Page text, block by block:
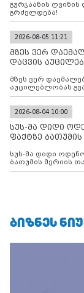
გურჯაანის
გრძელდება!
2026-08-05 11:21
მზეს ვერ
დაცვის
მზეს ვერ
აუცილებლობას
2026-08-04 10:00
სუს-მა დიდი
ფაქტზე
სუს-მა დიდი ოდენობით ქრთამის მოთხოვნისა და აღების ფაქტზე
ბათუმის მერიის
ᲑᲘᲖᲜᲔᲡ